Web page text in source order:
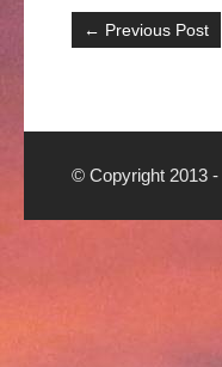
← Previous Post
© Copyright 2013 -